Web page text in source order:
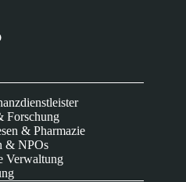
Forschung
& Pharmazie
& NPOs
Verwaltung